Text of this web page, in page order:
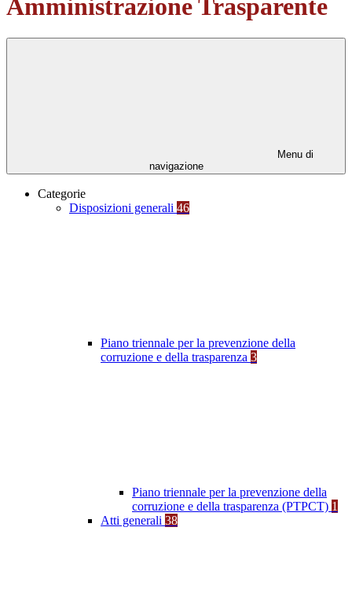
Amministrazione Trasparente
Menu di
navigazione
Categorie
Disposizioni generali 46
Piano triennale per la prevenzione della
corruzione e della trasparenza 3
Piano triennale per la prevenzione della
corruzione e della trasparenza (PTPCT) 1
Atti generali 38